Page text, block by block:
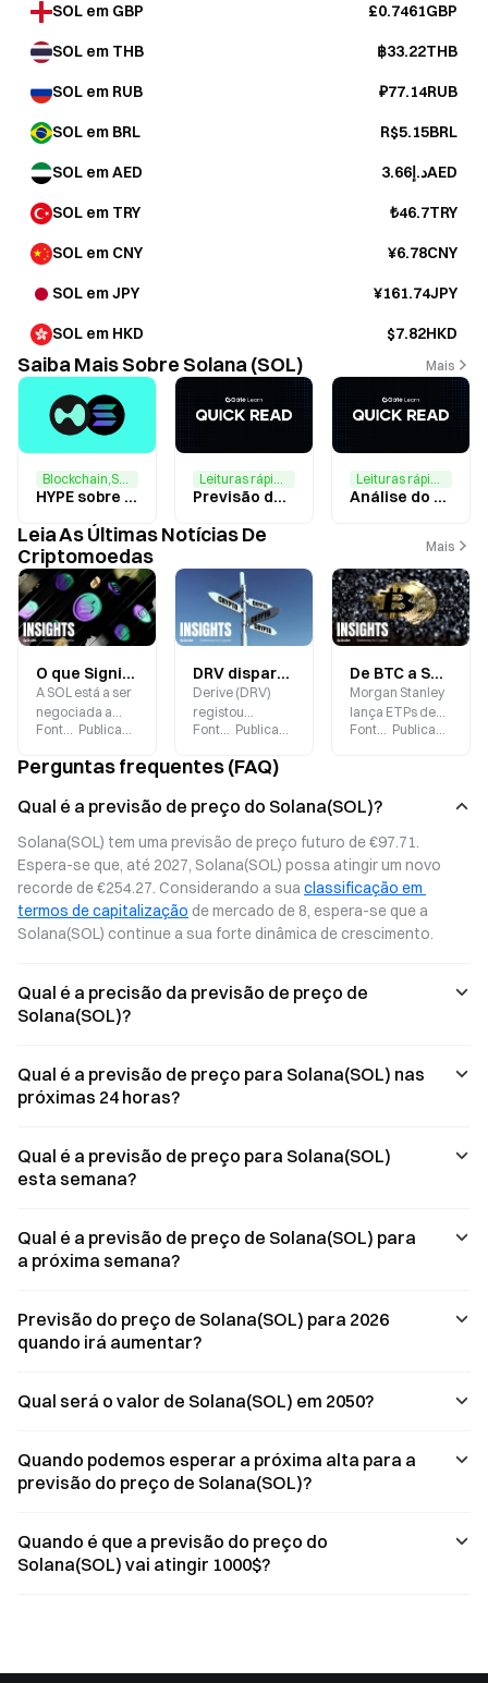
SOL em GBP £0.7461GBP
SOL em THB ฿33.22THB
SOL em RUB ₽77.14RUB
SOL em BRL R$5.15BRL
SOL em AED د.إ3.66AED
SOL em TRY ₺46.7TRY
SOL em CNY ¥6.78CNY
SOL em JPY ¥161.74JPY
SOL em HKD $7.82HKD
Saiba Mais Sobre Solana (SOL) Mais
Blockchain,Solana
HYPE sobre SOL?
Leituras rápidas,Previsão do mercado
Previsão de Preço do SOL: SOL Pronto para Desafiar a Marca dos $300 em Breve
Leituras rápidas
Análise do Preço do SOL Hoje: SOL supera os 200 $ com a melhoria do sentimento de mercado
Leia As Últimas Notícias De
Criptomoedas
Mais
O que Significa um Índice de Medo de 28? Interpretar o Sentimento de Mercado enquanto SOL e XRP Enfrentam Pressão em Simultâneo
A SOL está a ser
negociada a
73,28 $ e a XRP a
o Índice de
Ganância
Este artigo
recorre a dados
históricos para
realizar
backtesting do
períodos de
medo,
analisando as
estruturais do
sentimento atual
do mercado.
Gate.blog 2026-07-30
DRV dispara e recua: poderá a expansão institucional da Derive e as recompras de tokens redefinir o seu modelo de valorização?
Derive (DRV)
registou
recentemente
significativa,
máximos antes
a
implementação
de várias
atualizações
relevantes no
de recompra
para 35 % ao
emissões de
para SOL como
Fonte Gate.blog 2026-07-29
De BTC a SOL: Como os ETP de Staking do Morgan Stanley Estão a Redefinir as Alocações Institucionais em Criptoativos
Morgan Stanley
lança ETPs de
staking de
comissão de
distribuição de
95 % das
recompensas de
staking aos
acionistas.
Fonte Gate.blog
Perguntas frequentes (FAQ)
Qual é a previsão de preço do Solana(SOL)?
Solana(SOL) tem uma previsão de preço futuro de €97.71.
Espera-se que, até 2027, Solana(SOL) possa atingir um novo
recorde de €254.27. Considerando a sua classificação em
termos de capitalização de mercado de 8, espera-se que a
Solana(SOL) continue a sua forte dinâmica de crescimento.
Qual é a precisão da previsão de preço de
Solana(SOL)?
Qual é a previsão de preço para Solana(SOL) nas
próximas 24 horas?
Qual é a previsão de preço para Solana(SOL)
esta semana?
Qual é a previsão de preço de Solana(SOL) para
a próxima semana?
Previsão do preço de Solana(SOL) para 2026
quando irá aumentar?
Qual será o valor de Solana(SOL) em 2050?
Quando podemos esperar a próxima alta para a
previsão do preço de Solana(SOL)?
Quando é que a previsão do preço do
Solana(SOL) vai atingir 1000$?